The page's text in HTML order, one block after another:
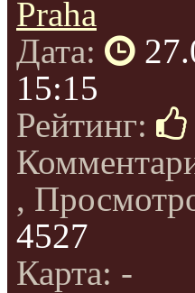
Praha
Дата:
15:15
Рейтинг:
,
4527
Карта: -